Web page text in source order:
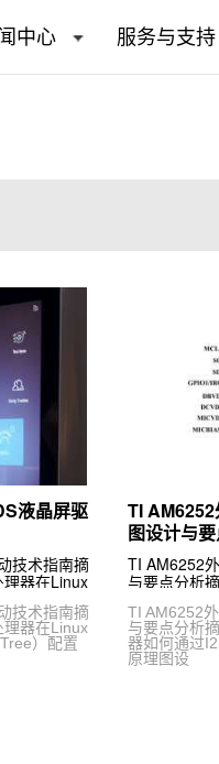
中心 服务与支持
液晶屏驱
技术指南摘
器在Linux
）配置
技术指南摘
理器在Linux
）配置
TI
图设计与
TI AM6252
与要点分析
器如何通过
原理图设
TI AM6252
与要点分析
器如何通过
原理图设